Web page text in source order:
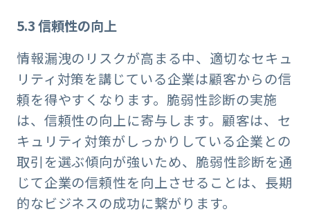
5.3信頼性の向上
情報漏洩のリスクが高まる中、適切なセキュ
リティ対策を講じている企業は顧客からの信
頼を得やすくなります。脆弱性診断の実施
は、信頼性の向上に寄与します。顧客は、セ
キュリティ対策がしっかりしている企業との
取引を選ぶ傾向が強いため、脆弱性診断を通
じて企業の信頼性を向上させることは、長期
的なビジネスの成功に繋がります。